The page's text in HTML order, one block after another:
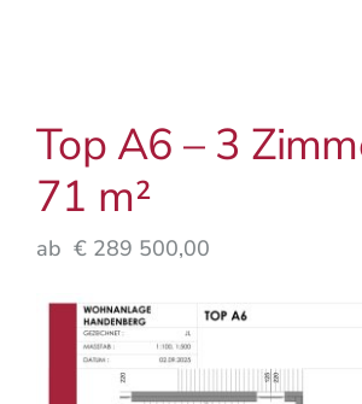
Top A6 – 3
71 m²
ab € 289 500,00